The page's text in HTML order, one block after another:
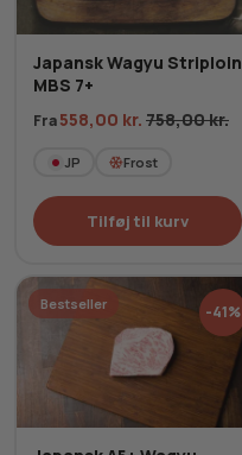
Japansk Wagyu Striploin
MBS 7+
Fra558,00 kr. 758,00kr.
JP Frost
Tilføj til kurv
Bestseller -41%